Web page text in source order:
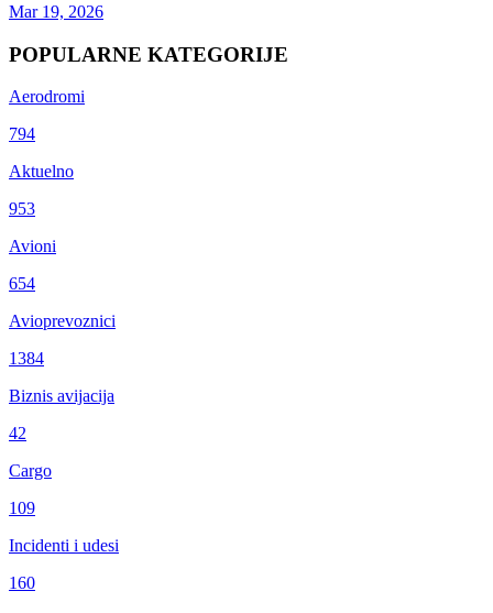
Mar 19, 2026
POPULARNE KATEGORIJE
Aerodromi
794
Aktuelno
953
Avioni
654
Avioprevoznici
1384
Biznis avijacija
42
Cargo
109
Incidenti i udesi
160